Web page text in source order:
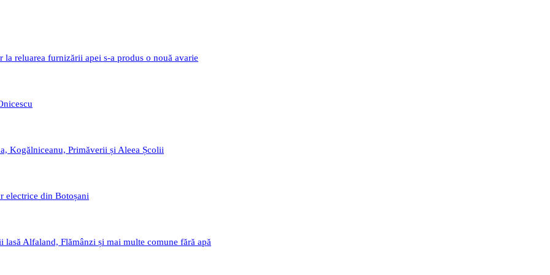
reluarea furnizării apei s-a produs o nouă avarie
Kogălniceanu, Primăverii și Aleea Școlii
electrice din Botoșani
Alfaland, Flămânzi și mai multe comune fără apă